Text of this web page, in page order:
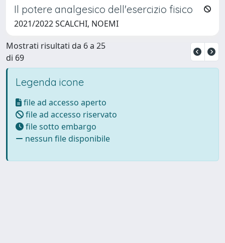
Il potere analgesico dell'esercizio fisico
2021/2022 SCALCHI, NOEMI
Mostrati risultati da 6 a 25
di 69
Legenda icone
file ad accesso aperto
file ad accesso riservato
file sotto embargo
nessun file disponibile